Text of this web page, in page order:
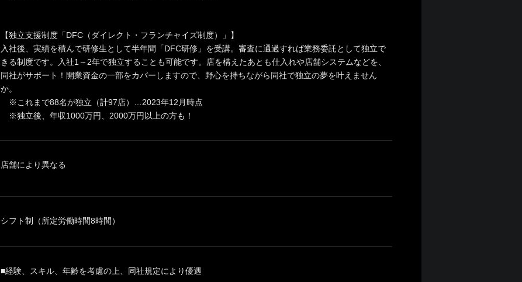
【独立支援制度「DFC（ダイレクト・フランチャイズ制度）」】
入社後、実績を積んで研修生として半年間「DFC研修」を受講。審査に通過すれば業務委託として独立で
きる制度です。入社1～2年で独立することも可能です。店を構えたあとも仕入れや店舗システムなどを、
同社がサポート！開業資金の一部をカバーしますので、野心を持ちながら同社で独立の夢を叶えません
か。
※これまで88名が独立（計97店）…2023年12月時点
※独立後、年収1000万円、2000万円以上の方も！
店舗により異なる
シフト制（所定労働時間8時間）
■経験、スキル、年齢を考慮の上、同社規定により優遇